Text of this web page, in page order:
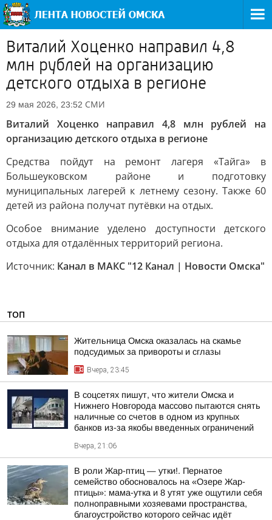
Виталий Хоценко направил 4,8
млн рублей на организацию
детского отдыха в регионе
29 мая 2026, 23:52 СМИ
Виталий Хоценко направил 4,8 млн рублей на
организацию детского отдыха в регионе
Средства пойдут на ремонт лагеря «Тайга» в
Большеуковском районе и подготовку
муниципальных лагерей к летнему сезону. Также 60
детей из района получат путёвки на отдых.
Особое внимание уделено доступности детского
отдыха для отдалённых территорий региона.
Источник: Канал в МАКС "12 Канал | Новости Омска"
ТОП
Жительница Омска оказалась на скамье
подсудимых за привороты и сглазы
Вчера, 23:45
В соцсетях пишут, что жители Омска и
Нижнего Новгорода массово пытаются снять
наличные со счетов в одном из крупных
банков из-за якобы введенных ограничений
Вчера, 21:06
В роли Жар-птиц — утки!. Пернатое
семейство обосновалось на «Озере Жар-
птицы»: мама-утка и 8 утят уже ощутили себя
полноправными хозяевами пространства,
благоустройство которого сейчас идёт